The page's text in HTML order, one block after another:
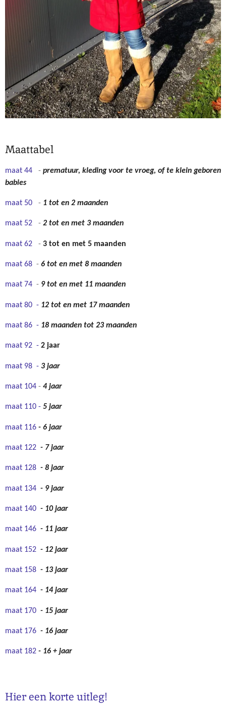
Maattabel
maat 44 - prematuur, kleding voor te vroeg, of te klein geboren
babies
maat 50 - 1 tot en 2 maanden
maat 52 - 2 tot en met 3 maanden
maat 62 - 3 tot en met 5 maanden
maat 68 - 6 tot en met 8 maanden
maat 74 - 9 tot en met 11 maanden
maat 80 - 12 tot en met 17 maanden
maat 86 - 18 maanden tot 23 maanden
maat 92 - 2 jaar
maat 98 - 3 jaar
maat 104 - 4 jaar
maat 110 - 5 jaar
maat 116 - 6 jaar
maat 122 - 7 jaar
maat 128 - 8 jaar
maat 134 - 9 jaar
maat 140 - 10 jaar
maat 146 - 11 jaar
maat 152 - 12 jaar
maat 158 - 13 jaar
maat 164 - 14 jaar
maat 170 - 15 jaar
maat 176 - 16 jaar
maat 182 - 16 + jaar
Hier een korte uitleg!